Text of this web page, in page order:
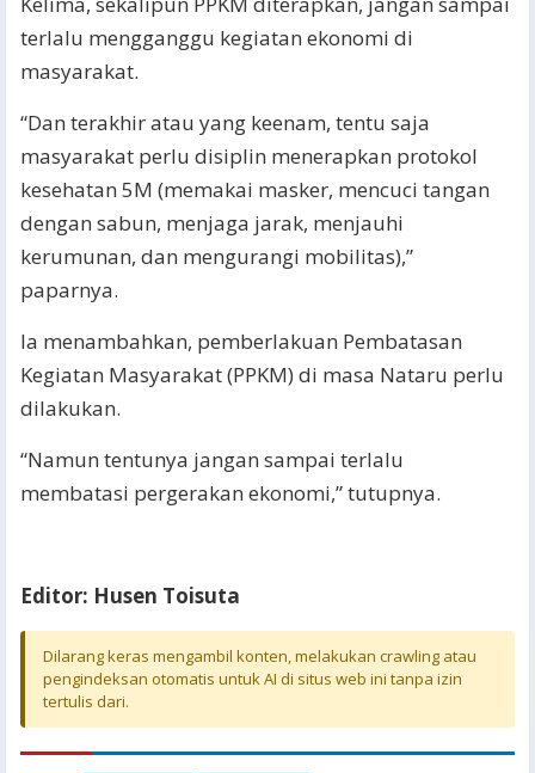
terlalu mengganggu kegiatan ekonomi di
masyarakat.
“Dan terakhir atau yang keenam, tentu saja
masyarakat perlu disiplin menerapkan protokol
kesehatan 5M (memakai masker, mencuci tangan
dengan sabun, menjaga jarak, menjauhi
kerumunan, dan mengurangi mobilitas),”
paparnya.
Ia menambahkan, pemberlakuan Pembatasan
Kegiatan Masyarakat (PPKM) di masa Nataru perlu
dilakukan.
“Namun tentunya jangan sampai terlalu
membatasi pergerakan ekonomi,” tutupnya.
Editor: Husen Toisuta
Dilarang keras mengambil konten, melakukan crawling atau
pengindeksan otomatis untuk AI di situs web ini tanpa izin
tertulis dari.